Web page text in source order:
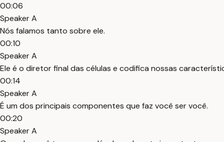
00:06
Speaker A
Nós falamos tanto sobre ele.
00:10
Speaker A
Ele é o diretor final das células e codifica nossas
00:14
Speaker A
É um dos principais componentes que faz você ser você.
00:20
Speaker A